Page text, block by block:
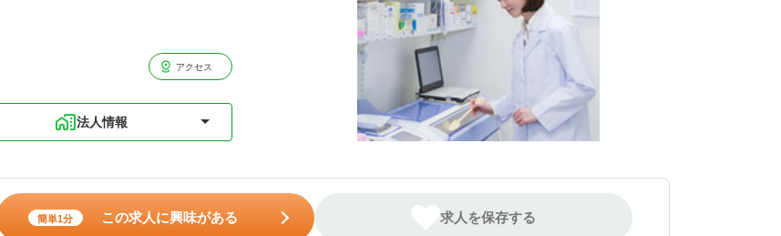
アクセス
法人情報
簡単1分 この求人に興味がある 求人を保存する